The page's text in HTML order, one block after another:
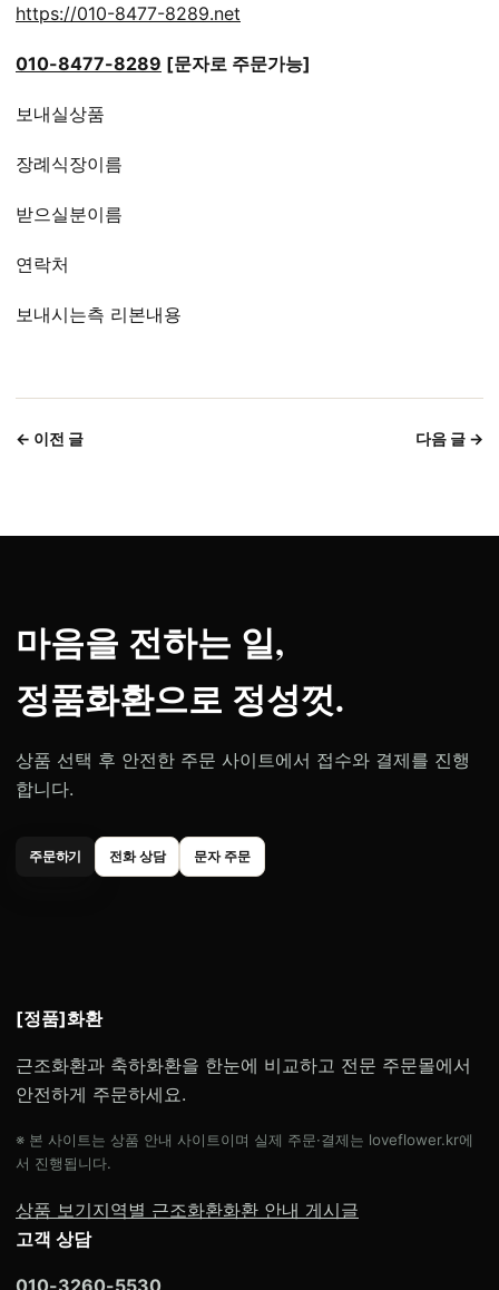
https://010-8477-8289.net
010-8477-8289 [문자로 주문가능]
보내실상품
장례식장이름
받으실분이름
연락처
보내시는측 리본내용
← 이전 글 다음 글 →
마음을 전하는 일,
정품화환으로 정성껏.
상품 선택 후 안전한 주문 사이트에서 접수와 결제를 진행
합니다.
주문하기 전화 상담 문자 주문
[정품]화환
근조화환과 축하화환을 한눈에 비교하고 전문 주문몰에서
안전하게 주문하세요.
※ 본 사이트는 상품 안내 사이트이며 실제 주문·결제는 loveflower.kr에
서 진행됩니다.
상품 보기지역별 근조화환화환 안내 게시글
고객 상담
010-3260-5530